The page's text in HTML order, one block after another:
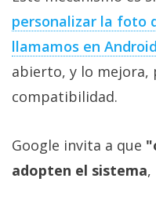
personalizar la foto
llamamos en Android
abierto, y lo mejora,
compatibilidad.
Google invita a que
adopten el sistema,